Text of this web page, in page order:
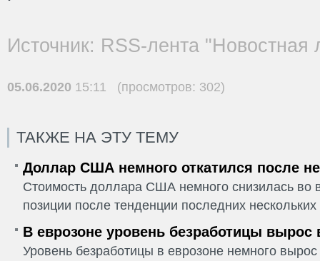
Источник: RSS-лента "Новостная
05.06.2020 15:11 (просмотров: 302)
ТАКЖЕ НА ЭТУ ТЕМУ
Доллар США немного откатился после
Стоимость доллара США немного снизилась во
позиции после тенденции последних
В еврозоне уровень безработицы вырос
Уровень безработицы в еврозоне немного